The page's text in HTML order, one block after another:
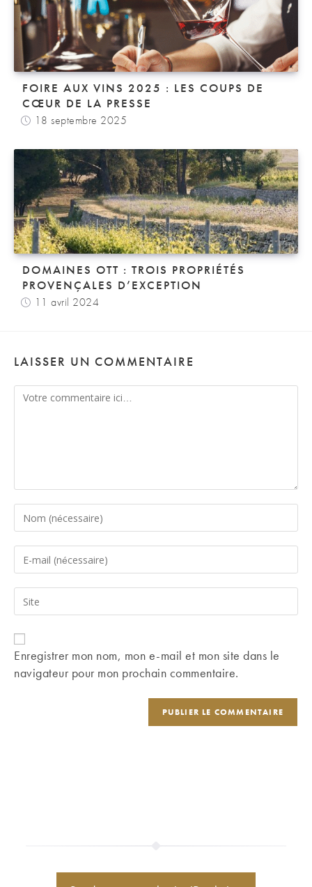
FOIRE AUX VINS 2025 : LES COUPS DE
CŒUR DE LA PRESSE
18 septembre 2025
DOMAINES OTT : TROIS PROPRIÉTÉS
PROVENÇALES D’EXCEPTION
11 avril 2024
LAISSER UN COMMENTAIRE
Comment
Enter
your
name
comment
Enter
your
email
address
comment
Saisir
l’URL
de
votre
(facultatif)
Enregistrer mon nom, mon e-mail et mon site dans le
navigateur pour mon prochain commentaire.